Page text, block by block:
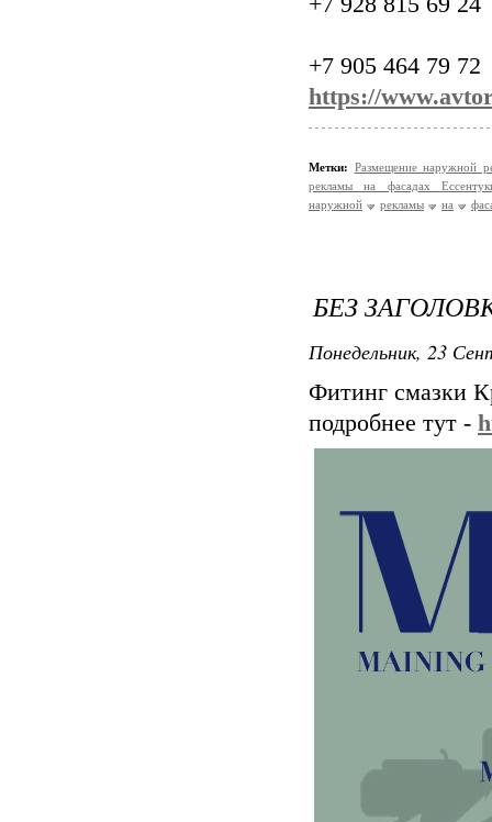
+7 905 464 79 72
https://
Метки: Размещение наружной
рекламы на фасадах
наружной
рекламы на
БЕЗ
Понедельник, 23
Фитинг смазки
подробнее тут -